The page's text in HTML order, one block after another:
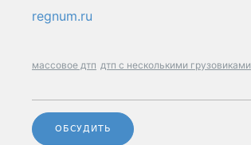
regnum.ru
массовое дтп дтп с несколькими грузовиками
ОБСУДИТЬ